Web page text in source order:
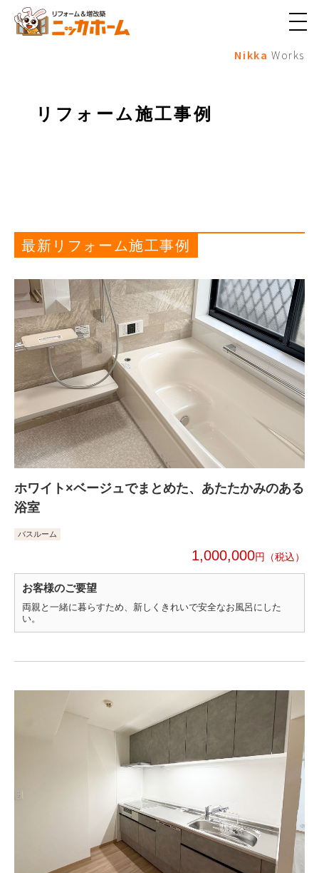
メ
ュ
Nikka Works
リフォーム施工事例
最新リフォーム施工事例
ホワイト×ベージュでまとめた、あたたかみのある
浴室
バスルーム
1,000,000円
お客様のご要望
両親と一緒に暮らすため、新しくきれいで安全なお風呂にした
い。